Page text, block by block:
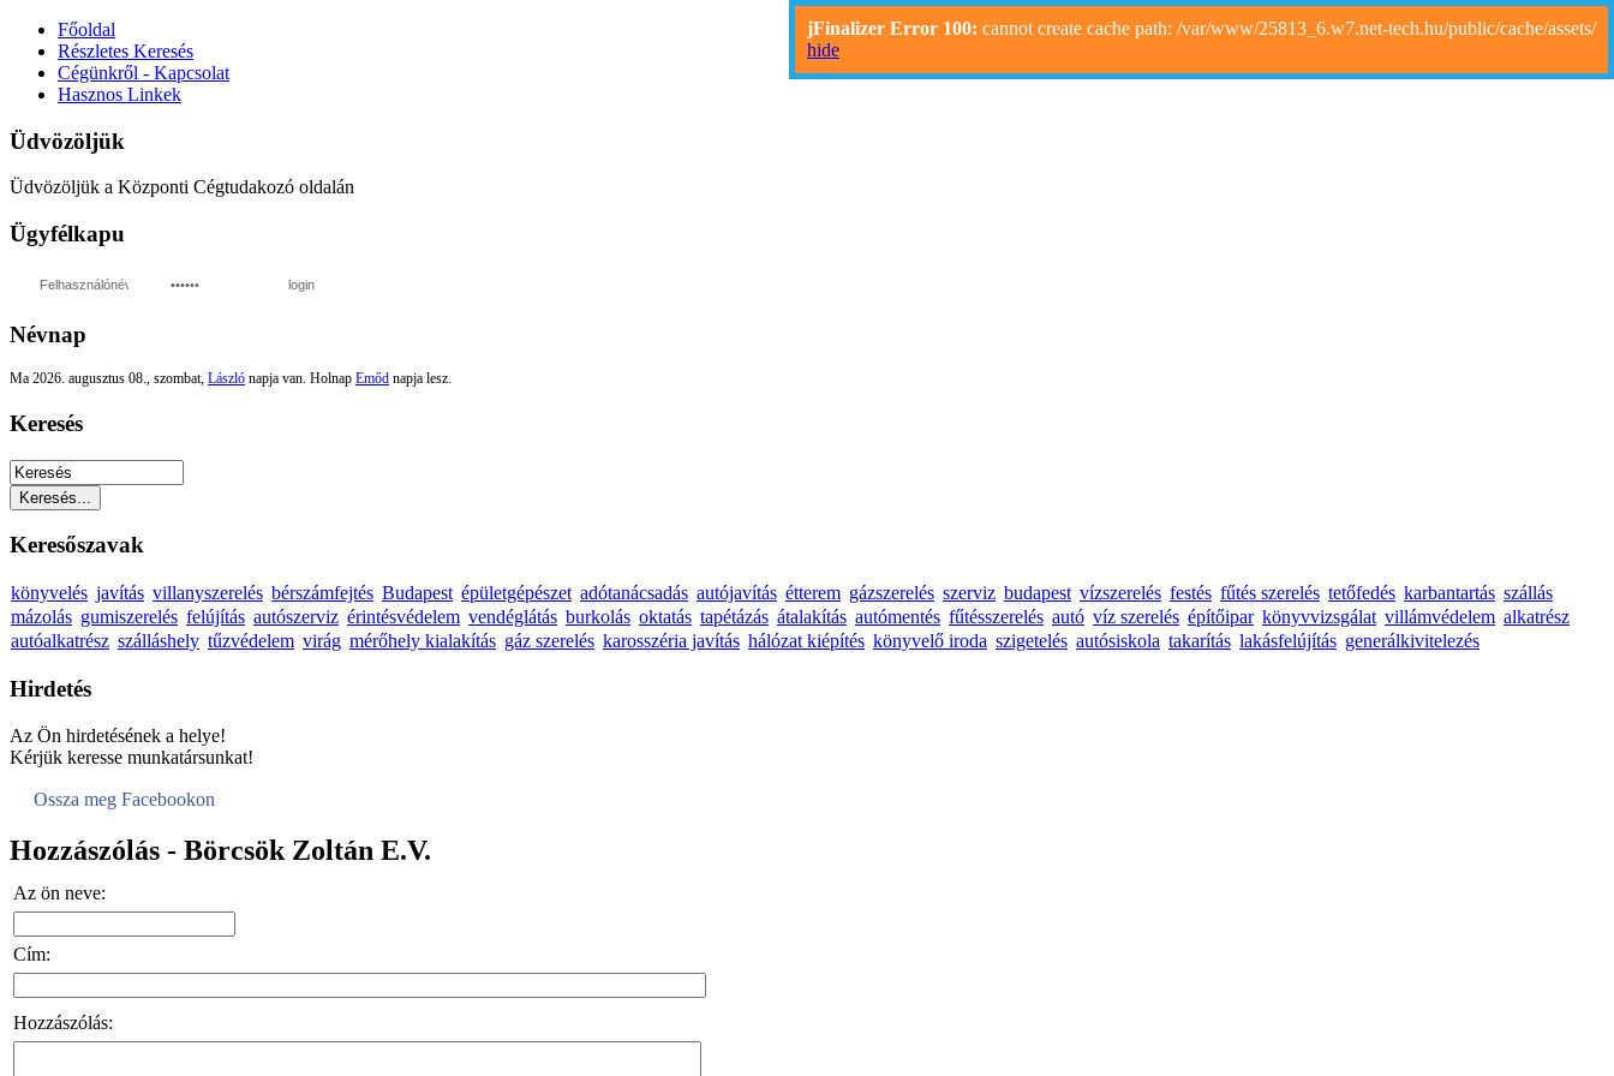
Főoldal
Részletes Keresés
Cégünkről - Kapcsolat
Hasznos Linkek
Üdvözöljük
Üdvözöljük a Központi Cégtudakozó oldalán
Ügyfélkapu
login
Névnap
Ma 2026. augusztus 08., szombat, László napja van. Holnap Emőd napja lesz.
Keresés
Keresőszavak
könyvelés javítás villanyszerelés bérszámfejtés Budapest épületgépészet adótanácsadás autójavítás étterem gázszerelés szerviz budapest vízszerelés festés fűtés szerelés tetőfedés karbantartás szállás
mázolás gumiszerelés felújítás autószerviz érintésvédelem vendéglátás burkolás oktatás tapétázás átalakítás autómentés fűtésszerelés autó víz szerelés építőipar könyvvizsgálat villámvédelem alkatrész
autóalkatrész szálláshely tűzvédelem virág mérőhely kialakítás gáz szerelés karosszéria javítás hálózat kiépítés könyvelő iroda szigetelés autósiskola takarítás lakásfelújítás generálkivitelezés
Hirdetés
Az Ön hirdetésének a helye!
Kérjük keresse munkatársunkat!
Ossza meg Facebookon
Hozzászólás - Börcsök Zoltán E.V.
Az ön neve:
Cím:
Hozzászólás:
jFinalizer Error 100: cannot create cache path: /var/www/25813_6.w7.net-tech.hu/public/cache/assets/
hide